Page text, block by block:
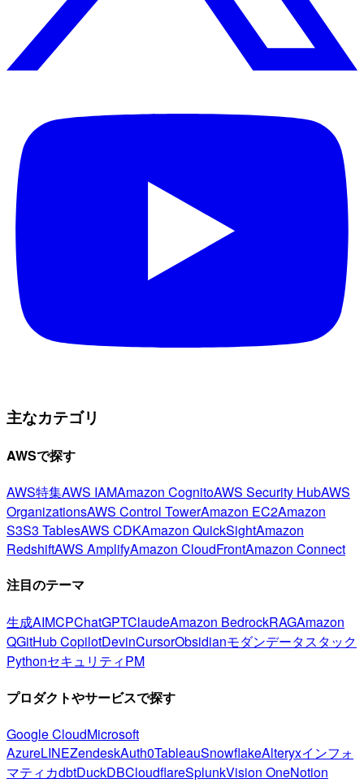
主なカテゴリ
AWSで探す
AWS特集AWS IAMAmazon CognitoAWS Security HubAWS
OrganizationsAWS Control TowerAmazon EC2Amazon
S3S3 TablesAWS CDKAmazon QuickSightAmazon
RedshiftAWS AmplifyAmazon CloudFrontAmazon Connect
注目のテーマ
生成AIMCPChatGPTClaudeAmazon BedrockRAGAmazon
QGitHub CopilotDevinCursorObsidianモダンデータスタック
PythonセキュリティPM
プロダクトやサービスで探す
Google CloudMicrosoft
AzureLINEZendeskAuth0TableauSnowflakeAlteryxインフォ
マティカdbtDuckDBCloudflareSplunkVision OneNotion